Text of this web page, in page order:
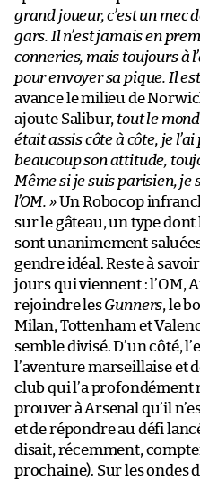
grand joueur, c’est un mec
gars. Il n’est jamais en
conneries, mais toujours à
pour envoyer sa pique. Il
avance le milieu de
ajoute Salibur,tout le
était assis côte à côte, je
beaucoup son attitude,
Même si je suis parisien, je
l’OM. »Un Robocop
sur le gâteau, un type
sont unanimement
gendre idéal. Reste à
jours qui viennent : l’OM,
rejoindre lesGunners, le
Milan, Tottenham et
semble divisé. D’un côté,
l’aventure marseillaise et
club qui l’a profondément
prouver à Arsenal qu’il
et de répondre au défi
disait, récemment,
prochaine). Sur les ondes